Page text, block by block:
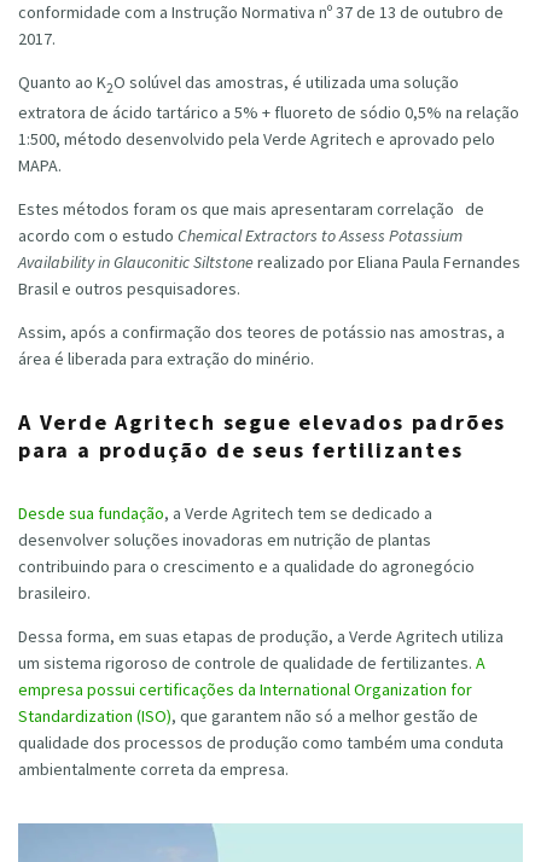
conformidade com a Instrução Normativa nº 37 de 13 de outubro de
2017.
Quanto ao K2O solúvel das amostras, é utilizada uma solução
extratora de ácido tartárico a 5% + fluoreto de sódio 0,5% na relação
1:500, método desenvolvido pela Verde Agritech e aprovado pelo
MAPA.
Estes métodos foram os que mais apresentaram correlação de
acordo com o estudo Chemical Extractors to Assess Potassium
Availability in Glauconitic Siltstonerealizado por Eliana Paula Fernandes
Brasil e outros pesquisadores.
Assim, após a confirmação dos teores de potássio nas amostras, a
área é liberada para extração do minério.
A Verde Agritech segue elevados padrões
para a produção de seus fertilizantes
Desde sua fundação, a Verde Agritech tem se dedicado a
desenvolver soluções inovadoras em nutrição de plantas
contribuindo para o crescimento e a qualidade do agronegócio
brasileiro.
Dessa forma, em suas etapas de produção, a Verde Agritech utiliza
um sistema rigoroso de controle de qualidade de fertilizantes. A
empresa possui certificações da International Organization for
Standardization (ISO), que garantem não só a melhor gestão de
qualidade dos processos de produção como também uma conduta
ambientalmente correta da empresa.